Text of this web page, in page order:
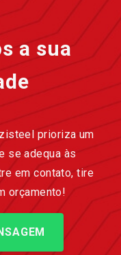
a sua
prioriza um
se adequa às
em contato, tire
orçamento!